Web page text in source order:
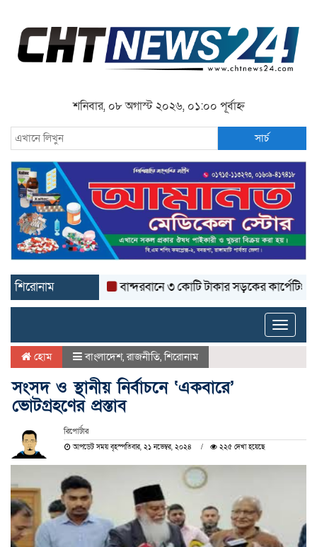
শনিবার, ০৮ অগাস্ট ২০২৬, ০১:০০ পূর্বাহ্ন
সার্চ
শিরোনাম বান্দরবানে ৩ কোটি টাকার সড়কের কার্পেটিং উঠে
Toggle
হোম বাংলাদেশ,রাজনীতি,শিরোনাম
সংসদ ও স্থানীয় নির্বাচনে ‘একবারে’
ভোটগ্রহণের প্রস্তাব
রিপোর্টার
আপডেট সময় বৃহস্পতিবার, ২১ নভেম্বর, ২০২৪ ২২৫ দেখা হয়েছে